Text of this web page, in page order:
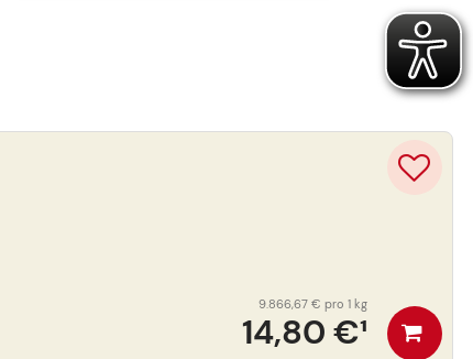
14,80 €¹
9.866,67 € pro 1 kg